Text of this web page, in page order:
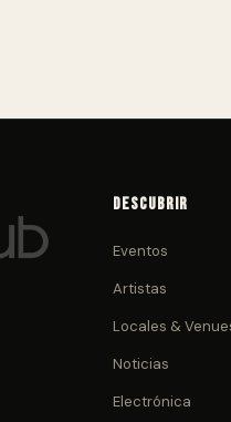
Descubrir
Eventos
Artistas
Locales &
Noticias
Electrónica